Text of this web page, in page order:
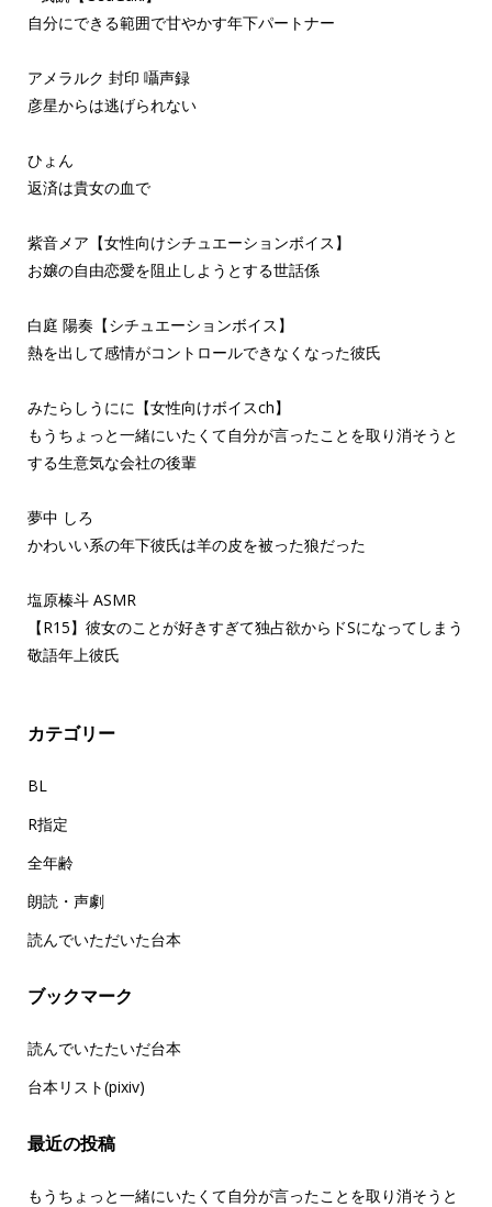
自分にできる範囲で甘やかす年下パートナー
アメラルク 封印 囁声録
彦星からは逃げられない
ひょん
返済は貴女の血で
紫音メア【女性向けシチュエーションボイス】
お嬢の自由恋愛を阻止しようとする世話係
白庭 陽奏【シチュエーションボイス】
熱を出して感情がコントロールできなくなった彼氏
みたらしうにに【女性向けボイスch】
もうちょっと一緒にいたくて自分が言ったことを取り消そうと
する生意気な会社の後輩
夢中 しろ
かわいい系の年下彼氏は羊の皮を被った狼だった
塩原榛斗 ASMR
【R15】彼女のことが好きすぎて独占欲からドSになってしまう
敬語年上彼氏
カテゴリー
BL
R指定
全年齢
朗読・声劇
読んでいただいた台本
ブックマーク
読んでいたたいだ台本
台本リスト(pixiv)
最近の投稿
もうちょっと一緒にいたくて自分が言ったことを取り消そうと